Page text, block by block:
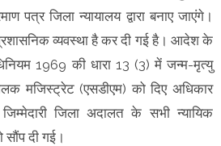
पत्र जिला न्यायालय द्वारा बनाए जाएंगे।
व्यवस्था है कर दी गई है। आदेश के
1969 की धारा 13 (3) में जन्म-मृत्यु
मजिस्ट्रेट (एसडीएम) को दिए अधिकार
जिला अदालत के सभी न्यायिक
सौंप दी गई।